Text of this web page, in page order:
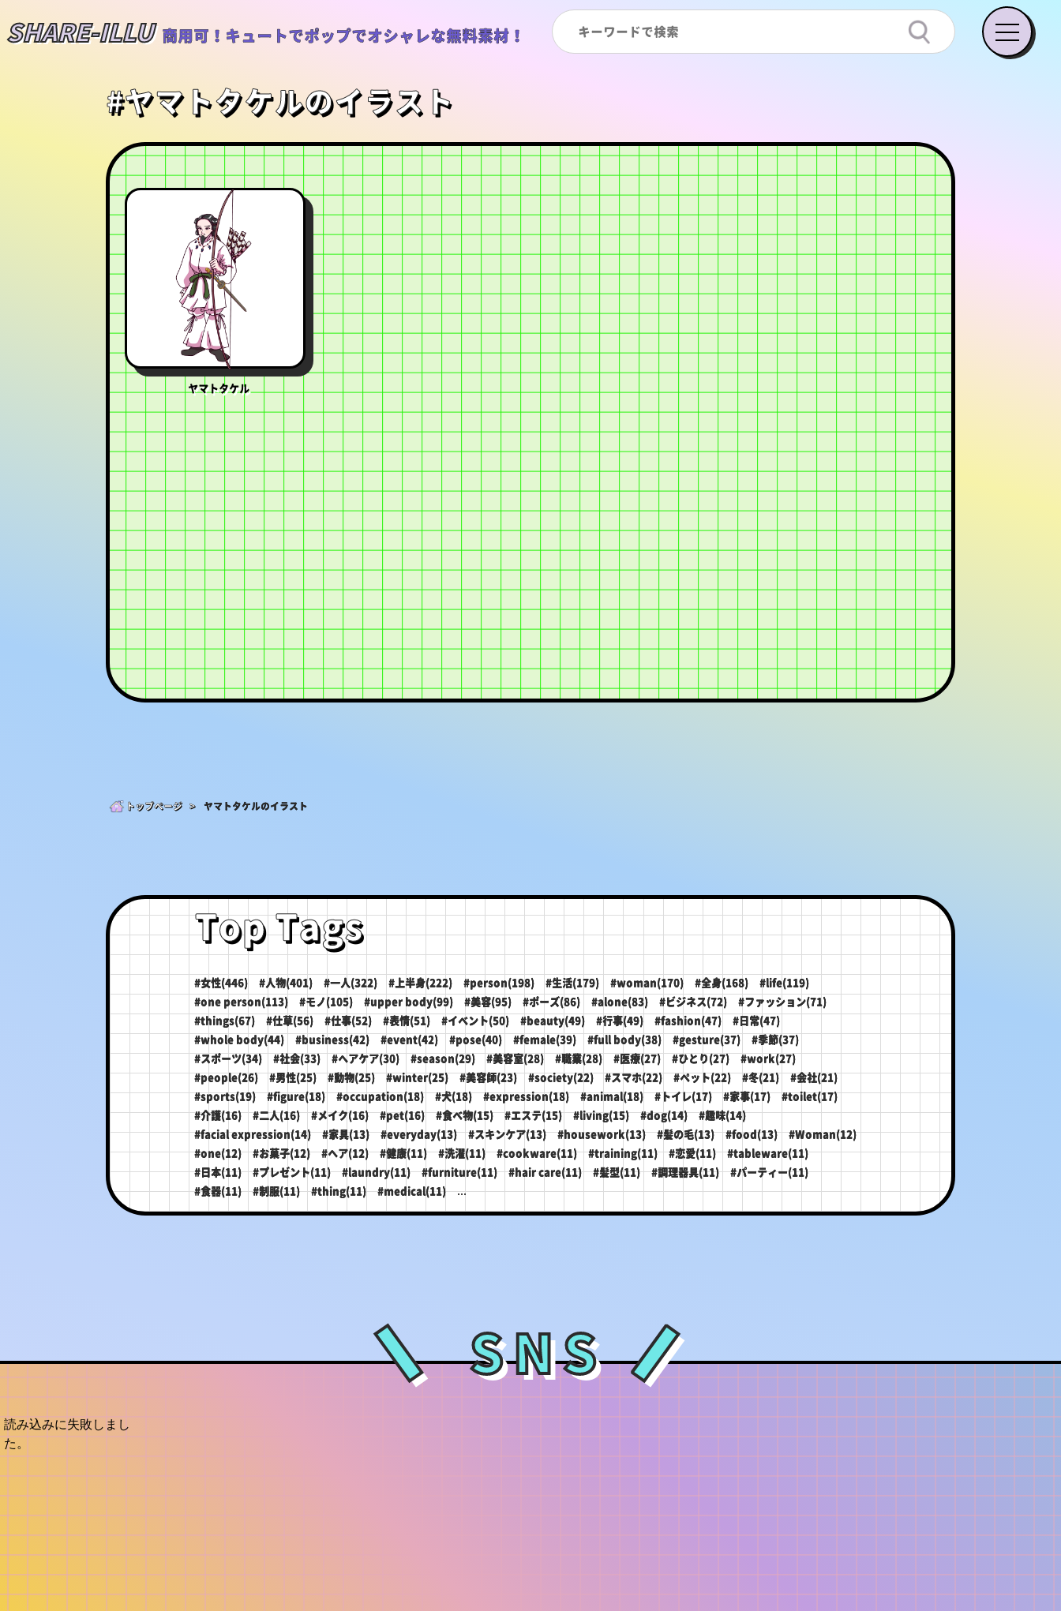
SHARE-ILLU 商用可！キュートでポップでオシャレな無料素材！
#ヤマトタケルのイラスト
ヤマトタケル
トップページ > ヤマトタケルのイラスト
Top Tags
#女性(446) #人物(401) #一人(322) #上半身(222) #person(198) #生活(179) #woman(170) #全身(168)
#life(119)
#one person(113)
#モノ(105) #upper body(99) #美容(95) #ポーズ(86) #alone(83) #ビジネス(72)
#ファッション(71)
#things(67)
#仕草(56) #仕事(52) #表情(51) #イベント(50) #beauty(49) #行事(49) #fashion(47)
#日常(47)
#whole body(44)
#business(42) #event(42) #pose(40) #female(39) #full body(38) #gesture(37)
#季節(37)
#スポーツ(34)
#社会(33) #ヘアケア(30) #season(29) #美容室(28) #職業(28) #医療(27) #ひとり(27)
#work(27)
#people(26)
#男性(25) #動物(25) #winter(25) #美容師(23) #society(22) #スマホ(22) #ペット(22) #冬(21)
#会社(21)
#sports(19)
#figure(18) #occupation(18) #犬(18) #expression(18) #animal(18) #トイレ(17) #家事(17)
#toilet(17)
#介護(16)
#二人(16) #メイク(16) #pet(16) #食べ物(15) #エステ(15) #living(15) #dog(14)
#趣味(14)
#facial expression(14)
#家具(13) #everyday(13) #スキンケア(13) #housework(13) #髪の毛(13) #food(13)
#Woman(12)
#one(12)
#お菓子(12) #ヘア(12) #健康(11) #洗濯(11) #cookware(11) #training(11) #恋愛(11)
#tableware(11)
#日本(11)
#プレゼント(11) #laundry(11) #furniture(11) #hair care(11) #髪型(11) #調理器具(11)
#パーティー(11)
#食器(11)
#制服(11) #thing(11) #medical(11) ...
＼SNS／
読み込みに失敗しまし
た。